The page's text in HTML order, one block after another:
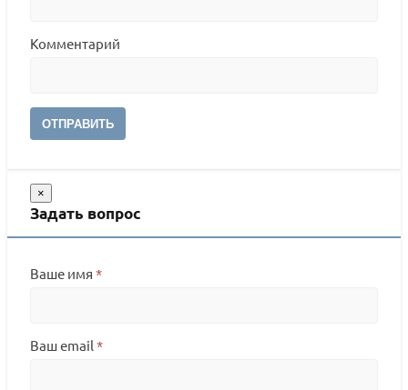
Комментарий
ОТПРАВИТЬ
×
Задать вопрос
Ваше имя *
Ваш email *